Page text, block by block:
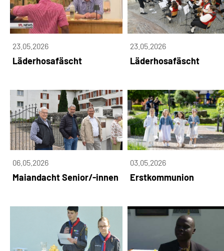
23.05.2026
Läderhosafäscht
23.05.2026
Läderhosafäscht
06.05.2026
Maiandacht Senior/-innen
03.05.2026
Erstkommunion